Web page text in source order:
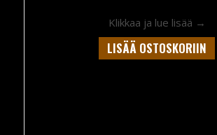
Klikkaa ja lue lisää →
LISÄÄ OSTOSKORIIN